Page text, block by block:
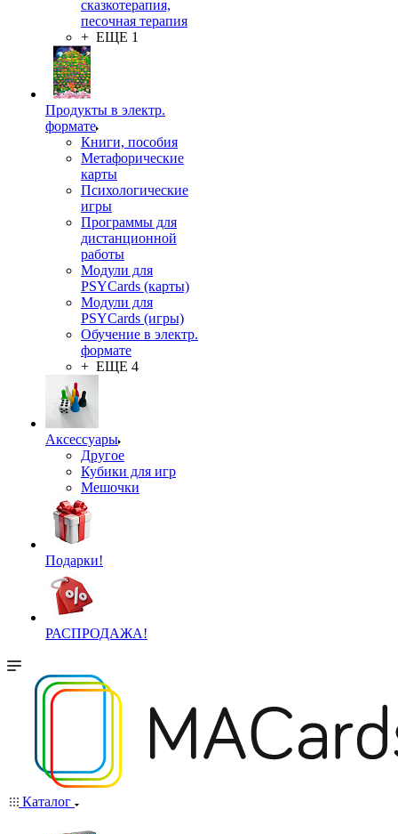
сказкотерапия,
песочная терапия
+ ЕЩЕ 1
Продукты в электр.
формате
Книги, пособия
Метафорические
карты
Психологические
игры
Программы для
дистанционной
работы
Модули для
PSYCards (карты)
Модули для
PSYCards (игры)
Обучение в электр.
формате
+ ЕЩЕ 4
Аксессуары
Другое
Кубики для игр
Мешочки
Подарки!
РАСПРОДАЖА!
Каталог